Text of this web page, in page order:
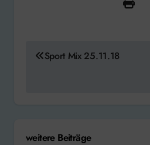
Sport Mix 25.11.18
weitere Beiträge